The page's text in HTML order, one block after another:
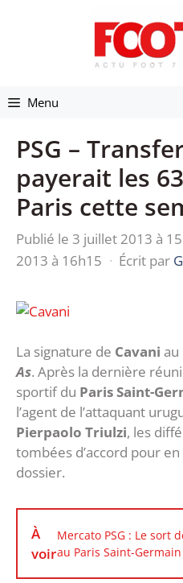
Menu
PSG –
payerait les
Paris cette
Publié le 3 juillet 2013 à
2013 à 16h15 · Écrit par
La signature de Cavani au
As. Après la dernière
sportif du Paris Saint-
l’agent de l’attaquant
Pierpaolo Triulzi, les
tombées d’accord pour
dossier.
À
voir
Mercato PSG : Le sort
au Paris Saint-Germain